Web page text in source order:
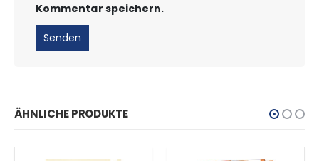
Kommentar speichern.
ÄHNLICHE PRODUKTE